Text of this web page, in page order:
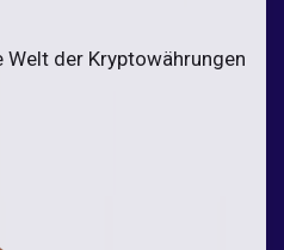
Welt der Kryptowährungen